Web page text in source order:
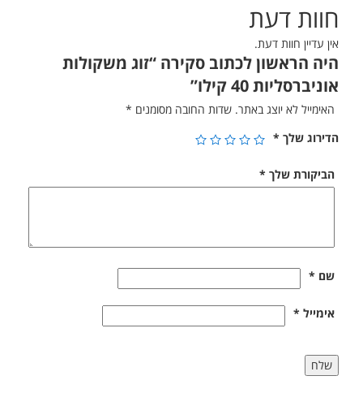
חוות דעת
אין עדיין חוות דעת.
היה הראשון לכתוב סקירה “זוג משקולות
אוניברסליות 40 קילו”
האימייל לא יוצג באתר. שדות החובה מסומנים *
הדירוג שלך *
הביקורת שלך *
שם *
אימייל *